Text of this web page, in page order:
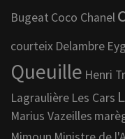
Bugeat Coco Chanel
courteix Delambre
Queuille Henri
Lagraulière Les Cars
Marius Vazeilles